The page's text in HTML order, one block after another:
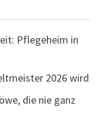
Pflegeheim in
2026 wird
die nie ganz